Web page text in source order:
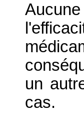
un
cas.